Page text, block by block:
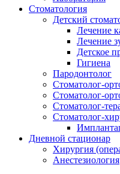
Стоматология
Детский
Лечение
Лечение
Детское
Гигиена
Пародонтолог
Стоматолог-
Стоматолог-
Стоматолог-
Стоматолог-
Дневной стационар
Хирургия
Анестезиология